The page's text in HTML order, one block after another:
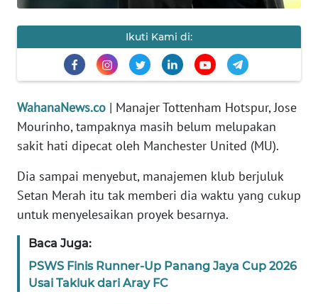
Ikuti Kami di:
WahanaNews.co | Manajer Tottenham Hotspur, Jose
Mourinho, tampaknya masih belum melupakan
sakit hati dipecat oleh Manchester United (MU).
Dia sampai menyebut, manajemen klub berjuluk
Setan Merah itu tak memberi dia waktu yang cukup
untuk menyelesaikan proyek besarnya.
Baca Juga:
PSWS Finis Runner-Up Panang Jaya Cup 2026
Usai Takluk dari Aray FC
OLAHRAGA
EDITORIAL
Informasi
INDEKS
BERITA
KAMI